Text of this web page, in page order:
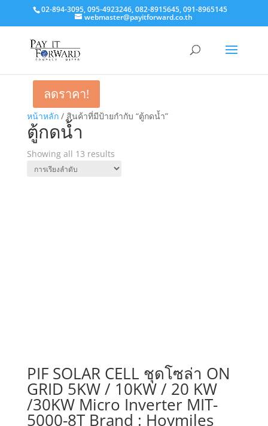
02-894-3095, 095-4923246, 082-8915645, 091-8965145
webmaster@payitforward.co.th
หน้าหลัก/ สินค้าที่มีป้ายกำกับ “ตู้กดน้ำ”
ตู้กดน้ำ
Showing all 13 results
PIF SOLAR CELL ชุดโซล่า ON
GRID 5KW / 10KW / 20 KW
/30KW Micro Inverter MIT-
5000-8T Brand : Hoymiles
ลดราคา!